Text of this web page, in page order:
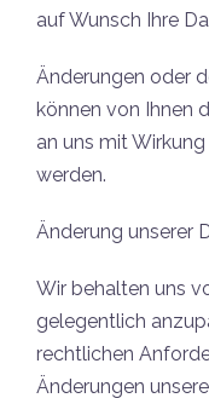
auf Wunsch Ihre
Änderungen oder
können von Ihnen
an uns mit
werden.
Änderung unserer
Wir behalten uns
gelegentlich
rechtlichen
Änderungen